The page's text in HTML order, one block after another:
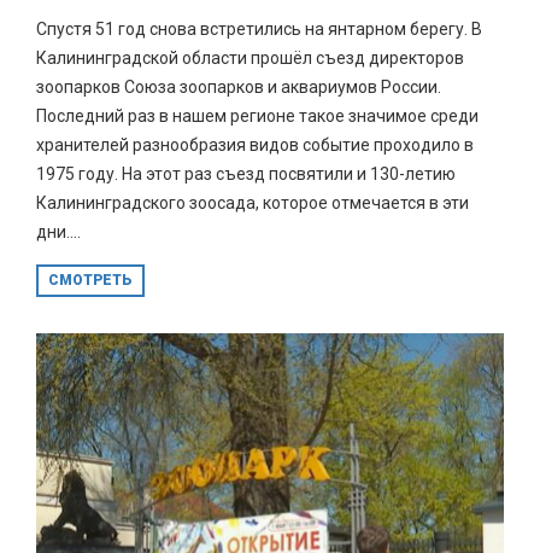
Спустя 51 год снова встретились на янтарном берегу. В
Калининградской области прошёл съезд директоров
зоопарков Союза зоопарков и аквариумов России.
Последний раз в нашем регионе такое значимое среди
хранителей разнообразия видов событие проходило в
1975 году. На этот раз съезд посвятили и 130-летию
Калининградского зоосада, которое отмечается в эти
дни....
СМОТРЕТЬ